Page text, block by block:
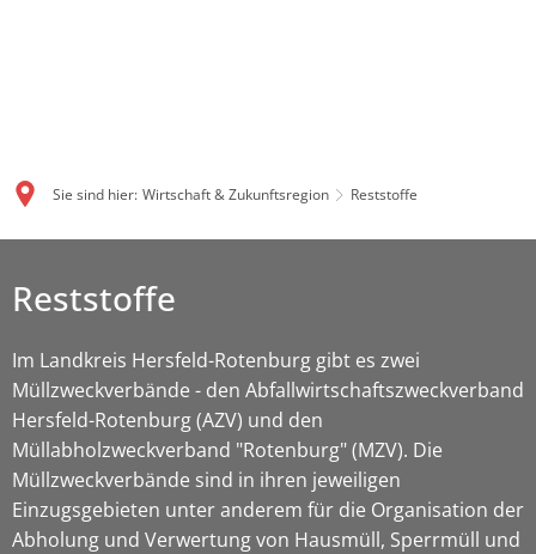
Sie sind hier: Wirtschaft & Zukunftsregion Reststoffe
Reststoffe
Im Landkreis Hersfeld-Rotenburg gibt es zwei
Müllzweckverbände - den Abfallwirtschaftszweckverband
Hersfeld-Rotenburg (AZV) und den
Müllabholzweckverband "Rotenburg" (MZV). Die
Müllzweckverbände sind in ihren jeweiligen
Einzugsgebieten unter anderem für die Organisation der
Abholung und Verwertung von Hausmüll, Sperrmüll und